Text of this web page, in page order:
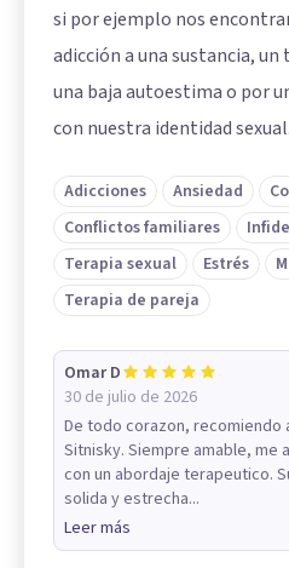
si por ejemplo nos
adicción a una sustancia,
una baja autoestima o por
con nuestra identidad sexual.
Adicciones Ansiedad
Conflictos familiares
Terapia sexual
Estrés
Terapia de pareja
Omar D
30 de julio de 2026
De todo corazon, recomiendo
Sitnisky. Siempre amable, me
con un abordaje terapeutico.
solida y estrecha...
Leer más